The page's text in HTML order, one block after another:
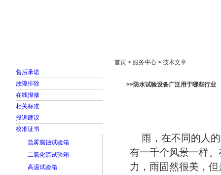
售后承诺
故障排除
在线报修
相关标准
投诉建议
校准证书
盐雾腐蚀试验箱
二氧化硫试验箱
高温试验箱
首页 > 服务中心 > 技术文章
>>防水试验设备广泛用于哪些行业
雨，在不同的人的
有一千个风景一样
力，雨固然很美，